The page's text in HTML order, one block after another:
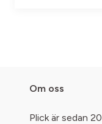
Om oss
Plick är sedan